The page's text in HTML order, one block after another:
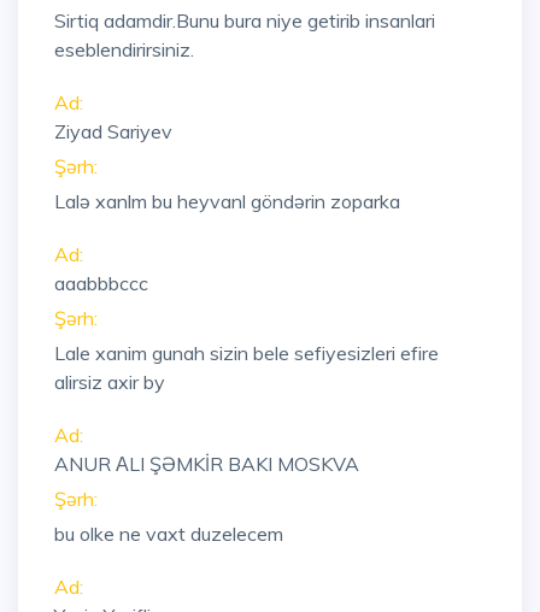
Sirtiq adamdir.Bunu bura niye getirib insanlari
eseblendirirsiniz.
Ad:
Ziyad Sariyev
Şərh:
Lalə xanlm bu heyvanl göndərin zoparka
Ad:
aaabbbccc
Şərh:
Lale xanim gunah sizin bele sefiyesizleri efire
alirsiz axir by
Ad:
ANUR АLI ŞƏMKİR BAKI MOSKVA
Şərh:
bu olke ne vaxt duzelecem
Ad: